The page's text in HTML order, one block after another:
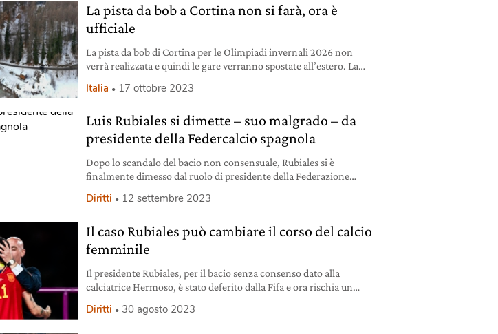
La pista da bob a Cortina non si farà, ora è
ufficiale
La pista da bob di Cortina per le Olimpiadi invernali 2026 non
verrà realizzata e quindi le gare verranno spostate all’estero. La
Italia 17 ottobre 2023
Luis Rubiales si dimette – suo malgrado – da
presidente della Federcalcio spagnola
Dopo lo scandalo del bacio non consensuale, Rubiales si è
finalmente dimesso dal ruolo di presidente della Federazione
Diritti 12 settembre 2023
Il caso Rubiales può cambiare il corso del calcio
femminile
Il presidente Rubiales, per il bacio senza consenso dato alla
calciatrice Hermoso, è stato deferito dalla Fifa e ora rischia un
Diritti 30 agosto 2023